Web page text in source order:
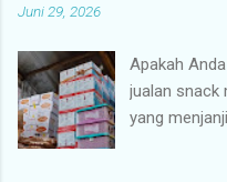
m
n
t
a
r
Juni 29, 2026
Apakah
jualan snack
yang
tangan